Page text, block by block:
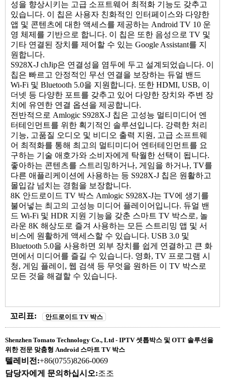
성을 향상시키는 고급 소프트웨어 최적화 기능도 갖추고
있습니다. 이 칩은 사용자 친화적인 인터페이스와 다양한
앱 및 콘텐츠에 대한 액세스를 제공하는 Android TV 10 운
영 체제를 기반으로 합니다. 이 칩은 또한 음성으로 TV 및
기타 연결된 장치를 제어할 수 있는 Google Assistant를 지
원합니다.
S928X-J chJip은 연결성을 염두에 두고 설계되었습니다. 이
칩은 빠르고 안정적인 무선 연결을 보장하는 듀얼 밴드
Wi-Fi 및 Bluetooth 5.0을 지원합니다. 또한 HDMI, USB, 이
더넷 등 다양한 포트를 갖추고 있어 다양한 장치와 주변 장
치에 유연한 연결 옵션을 제공합니다.
전반적으로 Amlogic S928X-J 칩은 고성능 멀티미디어 엔
터테인먼트를 위한 획기적인 솔루션입니다. 강력한 처리
기능, 고품질 오디오 및 비디오 출력 지원, 고급 소프트웨
어 최적화를 통해 최고의 멀티미디어 엔터테인먼트를 요
구하는 기술 애호가와 소비자에게 탁월한 선택이 됩니다.
좋아하는 콘텐츠를 스트리밍하거나, 게임을 하거나, TV를
다른 애플리케이션에 사용하는 등 S928X-J 칩은 원활하고
몰입감 넘치는 경험을 보장합니다.
8K 안드로이드 TV 박스 Amlogic S928X-J는 TV에 생기를
불어넣는 최고의 고성능 미디어 플레이어입니다. 듀얼 밴
드 Wi-Fi 및 HDR 지원 기능을 갖춘 스마트 TV 박스로, 놀
라운 8K 해상도로 즐겨 사용하는 모든 스트리밍 앱 및 서
비스에 원활하게 액세스할 수 있습니다. USB 3.0 및
Bluetooth 5.0을 사용하면 외부 장치를 쉽게 연결하고 큰 화
면에서 미디어를 즐길 수 있습니다. 영화, TV 프로그램 시
청, 게임 플레이, 웹 검색 등 무엇을 원하든 이 TV 박스로
모든 것을 해결할 수 있습니다.
꼬리표: 안드로이드 TV 박스
Shenzhen Tomato Technology Co., Ltd - IPTV 셋톱박스 및 OTT 솔루션을
위한 전문 맞춤형 Android 스마트 TV 박스
텔레비전:+86(0755)8266-0069
담당자에게 문의하십시오:조조